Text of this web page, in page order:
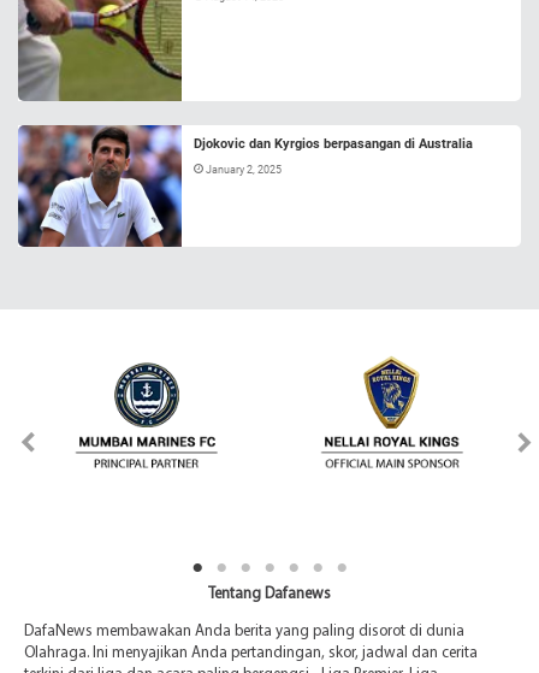
Djokovic dan Kyrgios berpasangan di Australia
January 2, 2025
Tentang Dafanews
DafaNews membawakan Anda berita yang paling disorot di dunia
Olahraga. Ini menyajikan Anda pertandingan, skor, jadwal dan cerita